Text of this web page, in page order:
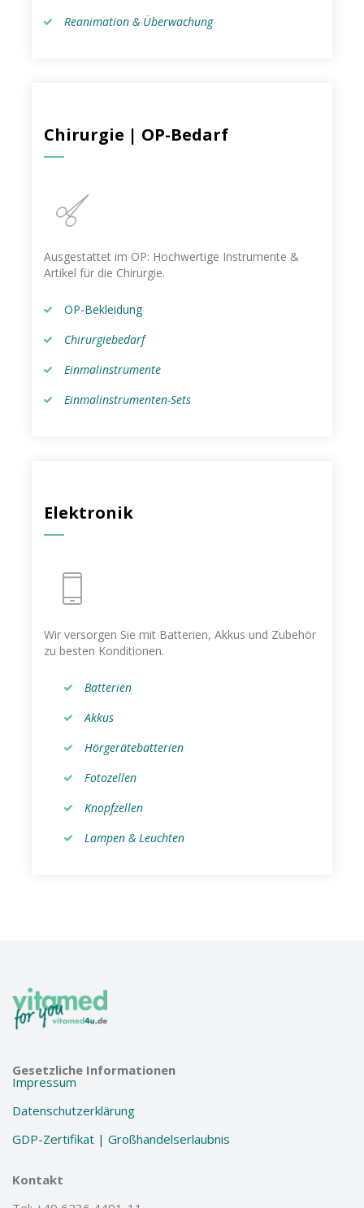
Reanimation & Überwachung
Chirurgie | OP-Bedarf
Ausgestattet im OP: Hochwertige Instrumente &
Artikel für die Chirurgie.
OP-Bekleidung
Chirurgiebedarf
Einmalinstrumente
Einmalinstrumenten-Sets
Elektronik
Wir versorgen Sie mit Batterien, Akkus und Zubehör
zu besten Konditionen.
Batterien
Akkus
Hörgerätebatterien
Fotozellen
Knopfzellen
Lampen & Leuchten
Gesetzliche Informationen
Impressum
Datenschutzerklärung
GDP-Zertifikat | Großhandelserlaubnis
Kontakt